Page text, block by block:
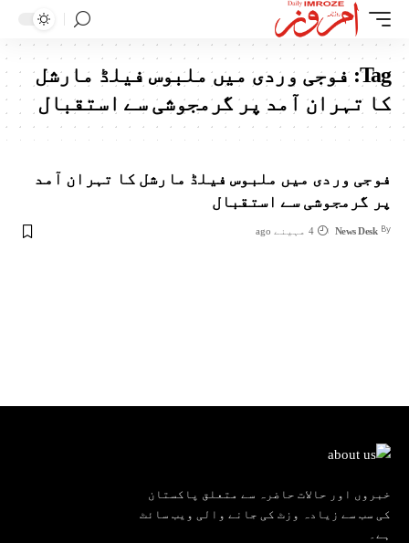
Tag: فوجی وردی میں ملبوس فیلڈ مارشل
کا تہران آمد پر گرمجوشی سے استقبال
فوجی وردی میں ملبوس فیلڈ مارشل کا تہران آمد
پر گرمجوشی سے استقبال
By
News Desk 4 مہینے ago
خبروں اور حالات حاضرہ سے متعلق پاکستان
کی سب سے زیادہ وزٹ کی جانے والی ویب سائٹ
ہے۔